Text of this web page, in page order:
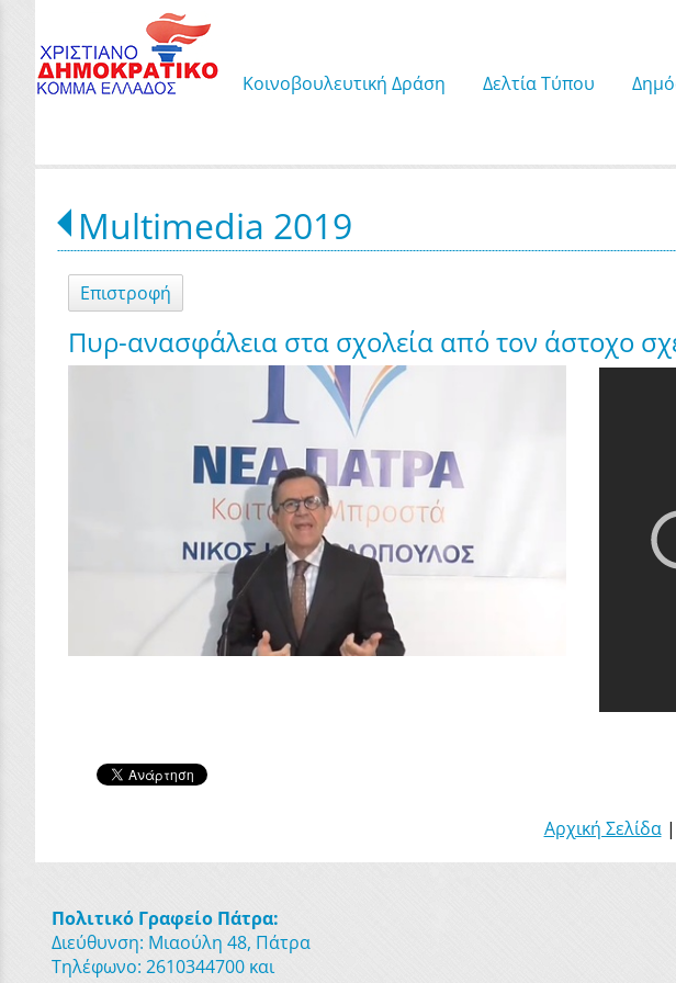
Κοινοβουλευτική Δράση Δελτία Τύπου
Multimedia 2019
Επιστροφή
Πυρ-ανασφάλεια στα σχολεία από τον άστοχο
Αρχική Σελίδα|
Πολιτικό Γραφείο Πάτρα:
Διεύθυνση: Μιαούλη 48, Πάτρα
Τηλέφωνο: 2610344700 και